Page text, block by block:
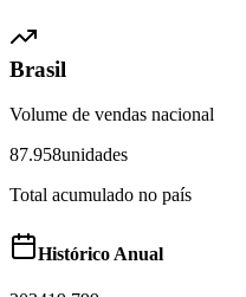
Brasil
Volume de vendas nacional
87.958unidades
Total acumulado no país
Histórico Anual